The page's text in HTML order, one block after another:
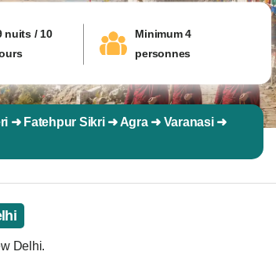
nuits / 10
Minimum 4
personnes
➜ Fatehpur Sikri ➜ Agra ➜ Varanasi ➜
Delhi.